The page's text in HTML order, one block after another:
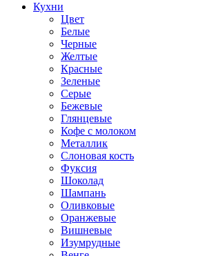
Кухни
Цвет
Белые
Черные
Желтые
Красные
Зеленые
Серые
Бежевые
Глянцевые
Кофе с молоком
Металлик
Слоновая кость
Фуксия
Шоколад
Шампань
Оливковые
Оранжевые
Вишневые
Изумрудные